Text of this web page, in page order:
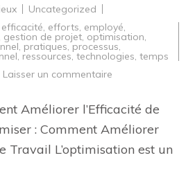
Uncategorized
efficacité efforts employé
gestion de projet optimisation
pratiques ,processus
ressources, technologies temps
Laisser un commentaire
efficacité
travail:
pratiques
Améliorer l’Efficacité de
: Comment Améliorer
Travail L’optimisation est un